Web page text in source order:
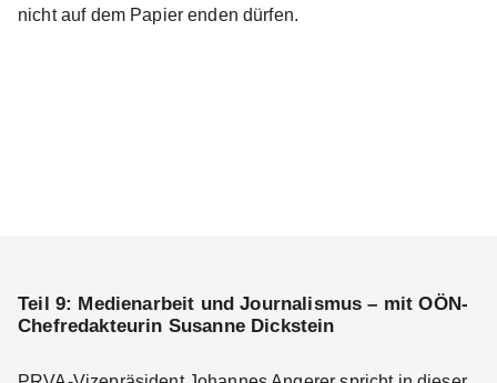
nicht auf dem Papier enden dürfen.
Teil 9: Medienarbeit und Journalismus – mit OÖN-
Chefredakteurin Susanne Dickstein